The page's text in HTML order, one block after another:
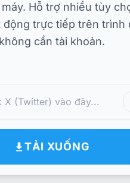
Hỗ trợ nhiều tùy
động trực tiếp trên trình
không cần tài khoản.
TẢI XUỐNG